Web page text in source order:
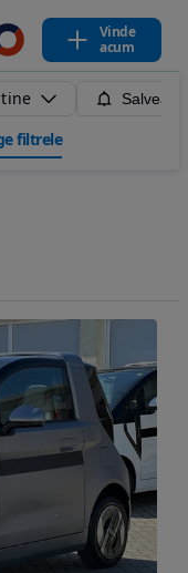
Vinde
acum
filtrele